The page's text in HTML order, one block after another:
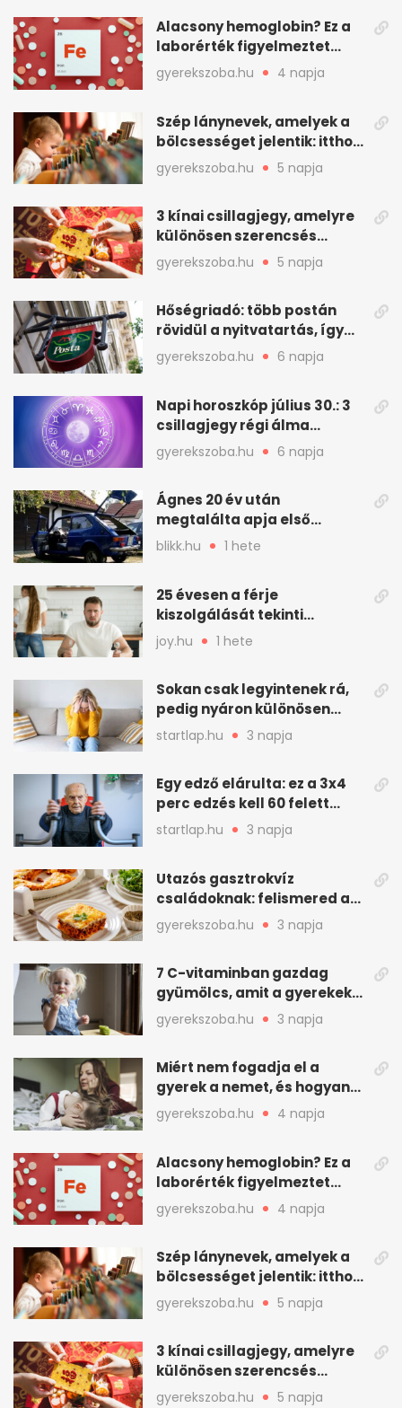
Alacsony hemoglobin? Ez a
laborérték figyelmeztet
vashiányra
gyerekszoba.hu 4 napja
Szép lánynevek, amelyek a
bölcsességet jelentik: itthon
is adhatók
gyerekszoba.hu 5 napja
3 kínai csillagjegy, amelyre
különösen szerencsés
augusztus vár
gyerekszoba.hu 5 napja
Hőségriadó: több postán
rövidül a nyitvatartás, így
intézkedik a Magyar Posta
gyerekszoba.hu 6 napja
Napi horoszkóp július 30.: 3
csillagjegy régi álma
teljesülhet
gyerekszoba.hu 6 napja
Ágnes 20 év után
megtalálta apja első
autóját
blikk.hu 1 hete
25 évesen a férje
kiszolgálását tekinti
„munkának”
joy.hu 1 hete
Sokan csak legyintenek rá,
pedig nyáron különösen
gyakran jelentkezik ez a
kellemetlen betegség
startlap.hu 3 napja
Egy edző elárulta: ez a 3x4
perc edzés kell 60 felett
mindenkinek
startlap.hu 3 napja
Utazós gasztrokvíz
családoknak: felismered az
asadót és társait?
gyerekszoba.hu 3 napja
7 C-vitaminban gazdag
gyümölcs, amit a gyerekek
is szívesen megesznek
gyerekszoba.hu 3 napja
Miért nem fogadja el a
gyerek a nemet, és hogyan
mondd ki jól?
gyerekszoba.hu 4 napja
Alacsony hemoglobin? Ez a
laborérték figyelmeztet
vashiányra
gyerekszoba.hu 4 napja
Szép lánynevek, amelyek a
bölcsességet jelentik: itthon
is adhatók
gyerekszoba.hu 5 napja
3 kínai csillagjegy, amelyre
különösen szerencsés
augusztus vár
gyerekszoba.hu 5 napja